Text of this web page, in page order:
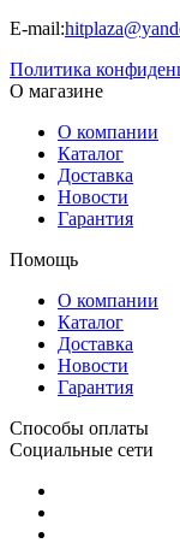
E-mail:
Политика
О магазине
О компании
Каталог
Доставка
Новости
Гарантия
Помощь
О компании
Каталог
Доставка
Новости
Гарантия
Способы оплаты
Социальные сети